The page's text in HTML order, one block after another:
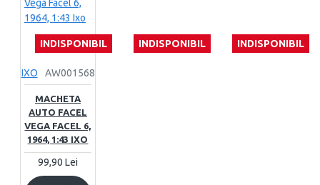
INDISPONIBIL INDISPONIBIL INDISPONIBIL
IXO AW001568
MACHETA
AUTO FACEL
VEGA FACEL 6,
1964, 1:43 IXO
99,90 Lei